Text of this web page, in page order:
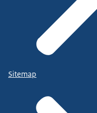
Sitemap